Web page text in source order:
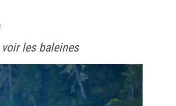
les baleines